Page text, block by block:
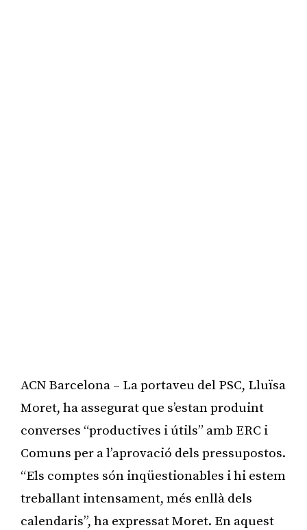
ACN Barcelona – La portaveu del PSC, Lluïsa
Moret, ha assegurat que s’estan produint
converses “productives i útils” amb ERC i
Comuns per a l’aprovació dels pressupostos.
“Els comptes són inqüestionables i hi estem
treballant intensament, més enllà dels
calendaris”, ha expressat Moret. En aquest